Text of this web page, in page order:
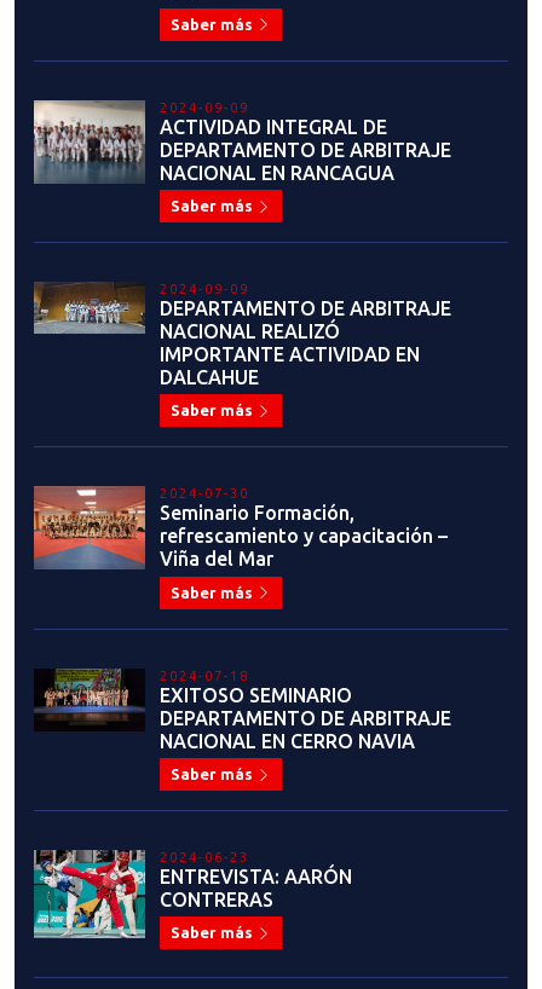
Saber más
2024-09-09
ACTIVIDAD INTEGRAL DE
DEPARTAMENTO DE ARBITRAJE
NACIONAL EN RANCAGUA
Saber más
2024-09-09
DEPARTAMENTO DE ARBITRAJE
NACIONAL REALIZÓ
IMPORTANTE ACTIVIDAD EN
DALCAHUE
Saber más
2024-07-30
Seminario Formación,
refrescamiento y capacitación –
Viña del Mar
Saber más
2024-07-18
EXITOSO SEMINARIO
DEPARTAMENTO DE ARBITRAJE
NACIONAL EN CERRO NAVIA
Saber más
2024-06-23
ENTREVISTA: AARÓN
CONTRERAS
Saber más